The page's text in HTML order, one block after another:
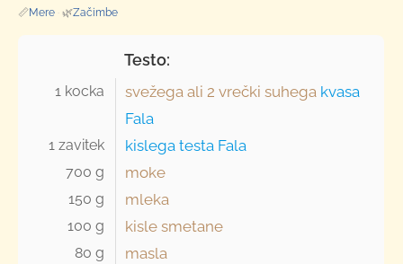
📏Mere · 🌿Začimbe
Testo:
1 kocka svežega ali2 vrečki suhega kvasa
Fala
1 zavitek kislega testa Fala
700 g moke
150 g mleka
100 g kisle smetane
80 g masla